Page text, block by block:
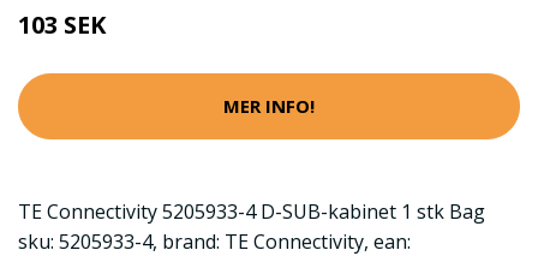
103 SEK
MER INFO!
TE Connectivity 5205933-4 D-SUB-kabinet 1 stk Bag
sku: 5205933-4, brand: TE Connectivity, ean: